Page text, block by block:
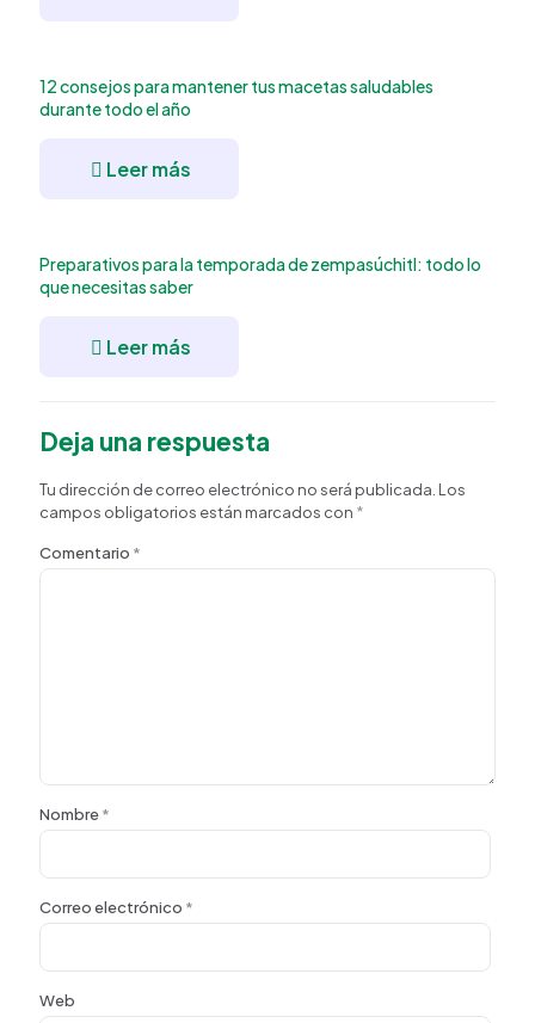
12 consejos para mantener tus macetas saludables
durante todo el año
Leer más
Preparativos para la temporada de zempasúchitl: todo lo
que necesitas saber
Leer más
Deja una respuesta
Tu dirección de correo electrónico no será publicada. Los
campos obligatorios están marcados con *
Comentario *
Nombre*
Correo electrónico *
Web